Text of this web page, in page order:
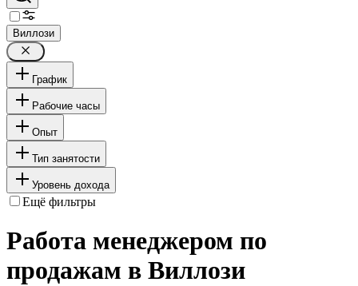
Виллози
График
Рабочие часы
Опыт
Тип занятости
Уровень дохода
Ещё фильтры
Работа менеджером по
продажам в Виллози